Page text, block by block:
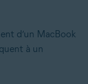
d’un MacBook
à un